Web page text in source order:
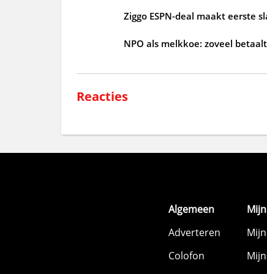
Ziggo ESPN-deal maakt eerste
NPO als melkkoe: zoveel
Reacties
Algemeen
Adverteren
Colofon